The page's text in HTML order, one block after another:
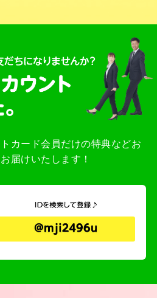
カード会員だけの特典などお
届けいたします！